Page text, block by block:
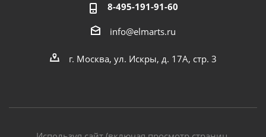
8-495-191-91-60
info@elmarts.ru
г. Москва, ул. Искры, д. 17А, стр. 3